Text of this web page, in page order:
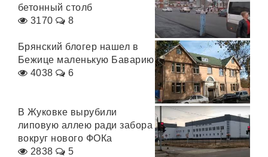
бетонный столб
3170
8
Брянский блогер нашел в
Бежице маленькую Баварию
4038
6
В Жуковке вырубили
липовую аллею ради забора
вокруг нового ФОКа
2838
5